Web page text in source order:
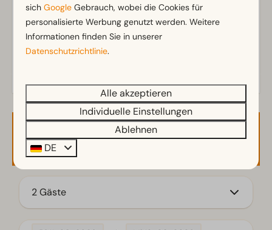
Toiletten im Badezimmer: 1
Außenbereich
Garten
Gartenmöbel
Küche
Induktionsherd
Kühlschrank mit Gefrierfach
Verfügbarkeit und Preis
2 Gäste
sichGoogle Gebrauch, wobei die Cookies für
personalisierte Werbung genutzt werden. Weitere
Informationen finden Sie in unserer
Datenschutzrichtlinie.
Alle akzeptieren
Individuelle Einstellungen
Ablehnen
DE